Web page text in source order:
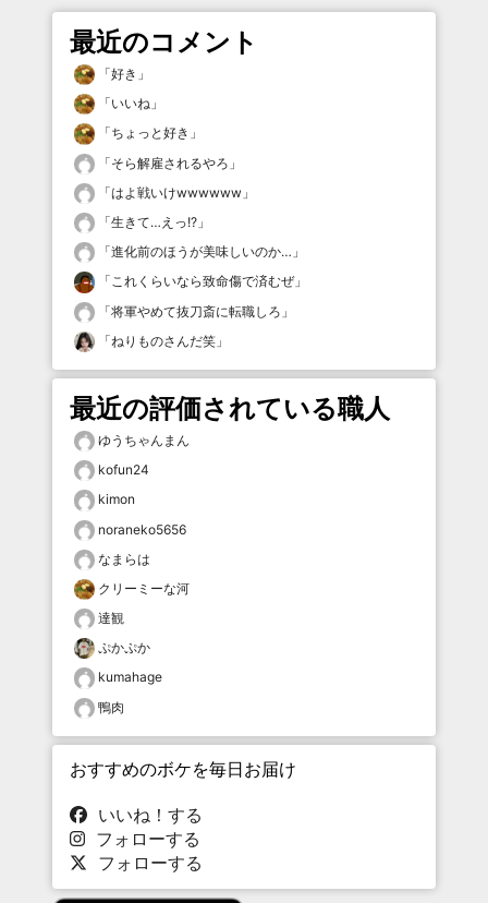
最近のコメント
「好き 」
「いいね 」
「ちょっと好き 」
「そら解雇されるやろ 」
「はよ戦いけwwwwww 」
「生きて…えっ!? 」
「進化前のほうが美味しいのか… 」
「これくらいなら致命傷で済むぜ」
「将軍やめて抜刀斎に転職しろ 」
「ねりものさんだ笑 」
最近の評価されている職人
ゆうちゃんまん
kofun24
kimon
noraneko5656
なまらは
クリーミーな河
達観
ぷかぷか
kumahage
鴨肉
おすすめのボケを毎日お届け
いいね！する
フォローする
フォローする